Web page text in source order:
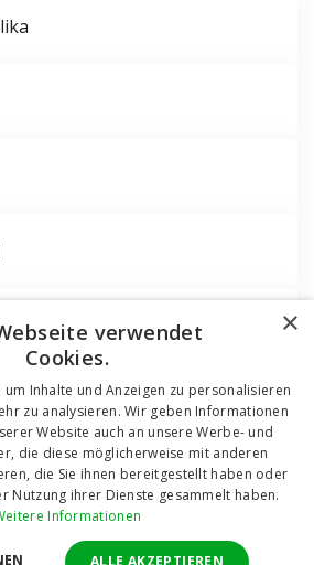
a.s. Seit 12 Jahren helfen wir
vorbehalten!
×
verwendet
Cookies.
Inhalte und Anzeigen zu personalisieren
zu analysieren. Wir geben Informationen
Website auch an unsere Werbe- und
die diese möglicherweise mit anderen
die Sie ihnen bereitgestellt haben oder
Nutzung ihrer Dienste gesammelt haben.
Informationen
ALLE AKZEPTIEREN